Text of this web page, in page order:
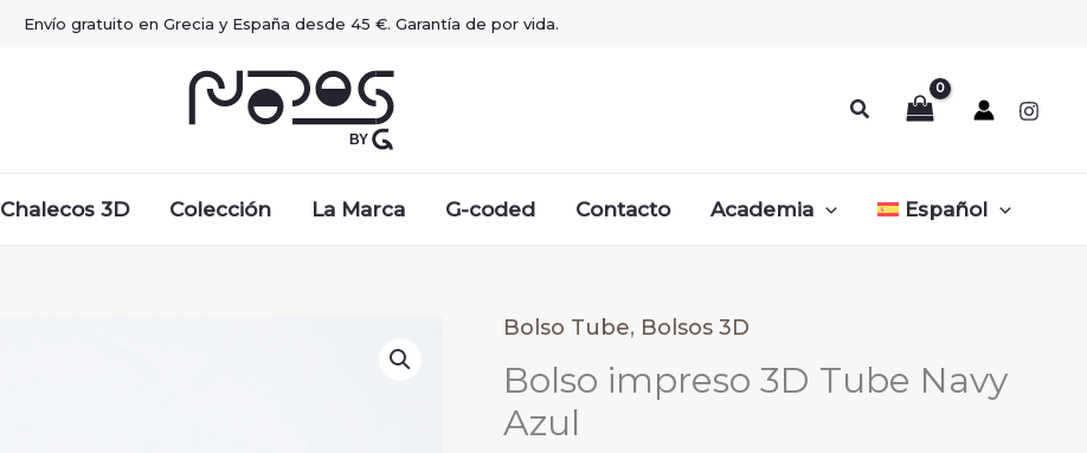
Envío gratuito en Grecia y España desde 45 €. Garantía de por vida.
Buscar
Chalecos 3D Colección La Marca G-coded Contacto Academia Español
Bolso Tube, Bolsos 3D
Bolso impreso 3D Tube Navy
Azul